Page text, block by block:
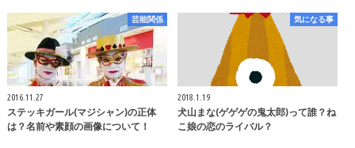
芸能関係
2016.11.27
ステッキガール(マジシャン)の正体
は？名前や素顔の画像について！
気になる事
2018.1.19
犬山まな(ゲゲゲの鬼太郎)って誰？ね
こ娘の恋のライバル？